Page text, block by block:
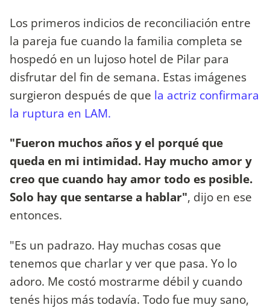
Los primeros indicios de reconciliación entre
la pareja fue cuando la familia completa se
hospedó en un lujoso hotel de Pilar para
disfrutar del fin de semana. Estas imágenes
surgieron después de que la actriz confirmara
la ruptura en LAM.
"Fueron muchos años y el porqué que
queda en mi intimidad. Hay mucho amor y
creo que cuando hay amor todo es posible.
Solo hay que sentarse a hablar", dijo en ese
entonces.
"Es un padrazo. Hay muchas cosas que
tenemos que charlar y ver que pasa. Yo lo
adoro. Me costó mostrarme débil y cuando
tenés hijos más todavía. Todo fue muy sano,